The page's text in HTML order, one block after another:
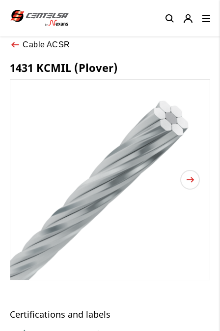
Cable ACSR
1431 KCMIL (Plover)
Certifications and labels
Close